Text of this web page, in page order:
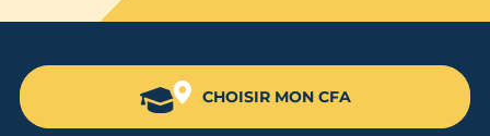
CHOISIR MON CFA